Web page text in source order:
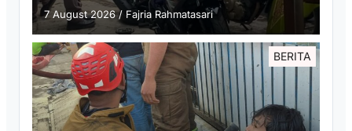
7 August 2026/ Fajria Rahmatasari
BERITA